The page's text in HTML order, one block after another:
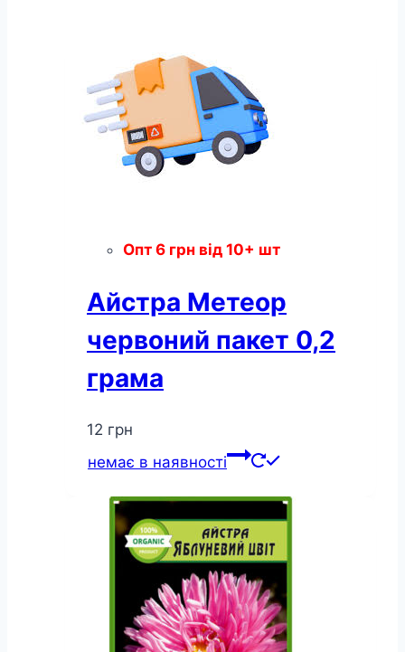
Опт 6 грн від 10+ шт
Айстра Метеор
червоний пакет 0,2
грама
12 грн
немає в наявності